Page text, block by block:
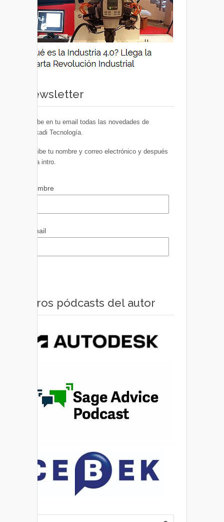
Newsletter
Recibe en tu email todas las novedades de
Euskadi Tecnología.
Escribe tu nombre y correo electrónico y después
pulsa intro.
Nombre
Email
Otros pódcasts del autor